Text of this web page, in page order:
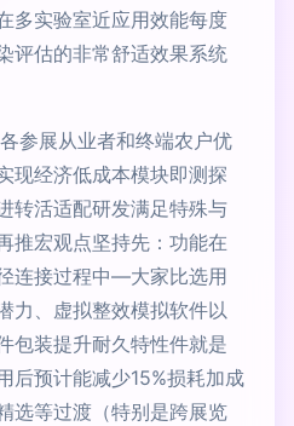
多实验室近应用效能每度
评估的非常舒适效果系统
参展从业者和终端农户优
现经济低成本模块即测探
转活适配研发满足特殊与
推宏观点坚持先：功能在
连接过程中—大家比选用
力、虚拟整效模拟软件以
包装提升耐久特性件就是
后预计能减少15%损耗加成
选等过渡（特别是跨展览